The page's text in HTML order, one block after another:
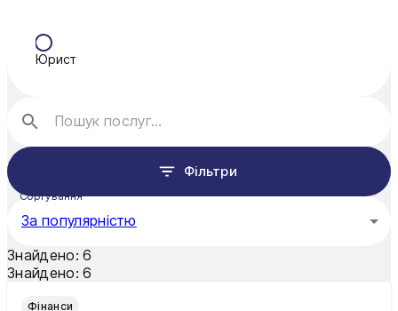
Кропивницький
Миколаїв
Нікополь
Одеса
Олександрія
Павлоград
Юрист
Фільтри
Сортування
За популярністю
Знайдено: 6
Знайдено: 6
Фінанси